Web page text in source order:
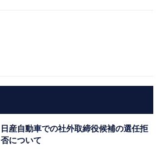
日産自動車での社外取締役候補の選任拒
否について